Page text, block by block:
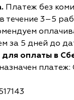
Платеж без
течение 3–5
за 5 дней до
для оплаты в